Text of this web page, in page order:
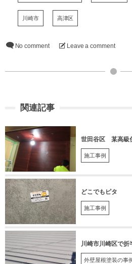
川崎市 高津区
No comment Leave a comment
関連記事
世田谷区 某高級
施工事例
どこでもピタ
施工事例
川崎市川崎区で折
外壁屋根塗装の事